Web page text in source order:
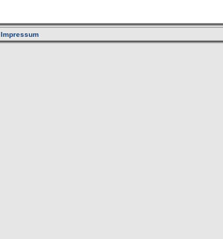
Impressum